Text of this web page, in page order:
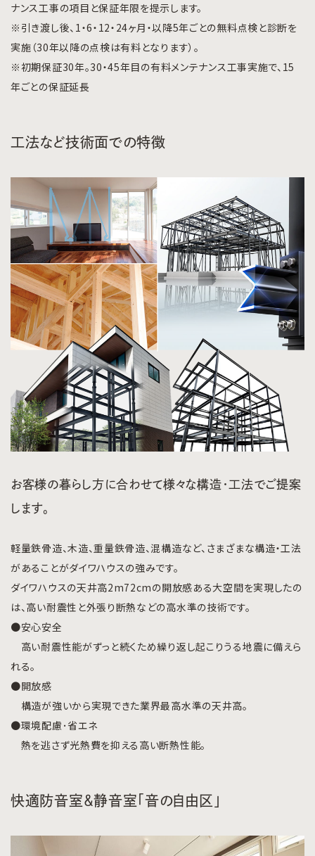
ナンス工事の項目と保証年限を提示します。
※引き渡し後、1・6・12・24ヶ月・以降5年ごとの無料点検と診断を
実施（30年以降の点検は有料となります）。
※初期保証30年。30・45年目の有料メンテナンス工事実施で、15
年ごとの保証延長
工法など技術面での特徴
お客様の暮らし方に合わせて様々な構造・工法でご提案
します。
軽量鉄骨造、木造、重量鉄骨造、混構造など、さまざまな構造・工法
があることがダイワハウスの強みです。
ダイワハウスの天井高2m72cmの開放感ある大空間を実現したの
は、高い耐震性と外張り断熱などの高水準の技術です。
●安心安全
高い耐震性能がずっと続くため繰り返し起こりうる地震に備えら
れる。
●開放感
構造が強いから実現できた業界最高水準の天井高。
●環境配慮･省エネ
熱を逃さず光熱費を抑える高い断熱性能。
快適防音室＆静音室「音の自由区」